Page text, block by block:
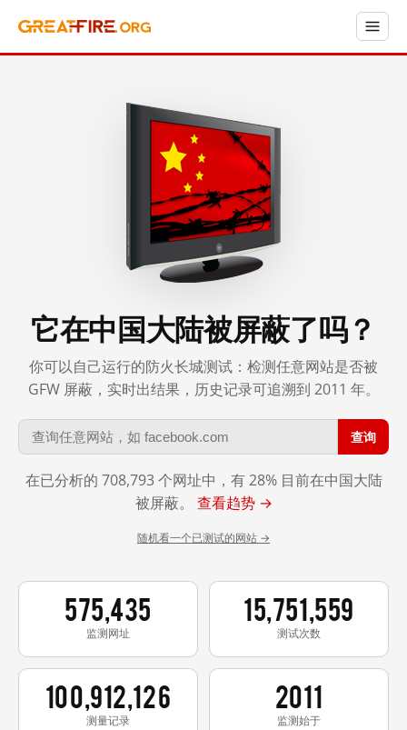
它在中国大陆被屏蔽了吗？
你可以自己运行的防火长城测试：检测任意网站是否被
GFW 屏蔽，实时出结果，历史记录可追溯到 2011 年。
查询
在已分析的 708,793 个网址中，有 28% 目前在中国大陆
被屏蔽。 查看趋势 →
随机看一个已测试的网站 →
575,435
监测网址
15,751,559
测试次数
100,912,126
测量记录
2011
监测始于